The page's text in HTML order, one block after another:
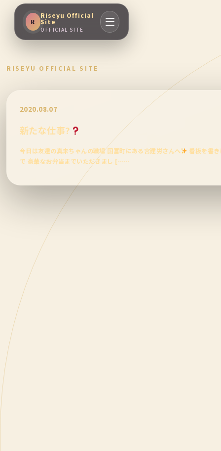
R
Riseyu Official
Site
OFFICIAL SITE
RISEYU OFFICIAL SITE
2020.08.07
新たな仕事?
今日は友達の真未ちゃんの職場 国富町にある宮建労さんへ
看板を書
で 豪華なお弁当までいただきまし [……